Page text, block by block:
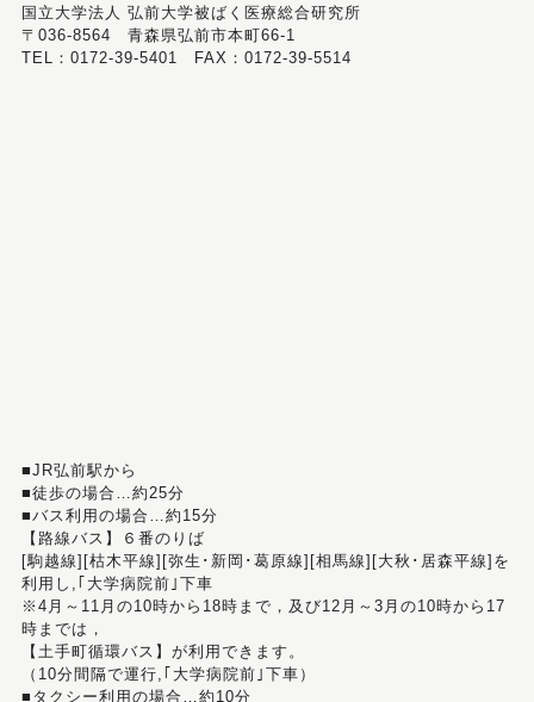
国立大学法人 弘前大学被ばく医療総合研究所
〒036-8564 青森県弘前市本町66-1
TEL：0172-39-5401 FAX：0172-39-5514
■JR弘前駅から
■徒歩の場合…約25分
■バス利用の場合…約15分
【路線バス】６番のりば
[駒越線][枯木平線][弥生･新岡･葛原線][相馬線][大秋･居森平線]を
利用し,｢大学病院前｣下車
※4月～11月の10時から18時まで，及び12月～3月の10時から17
時までは，
【土手町循環バス】が利用できます。
（10分間隔で運行,｢大学病院前｣下車）
■タクシー利用の場合…約10分